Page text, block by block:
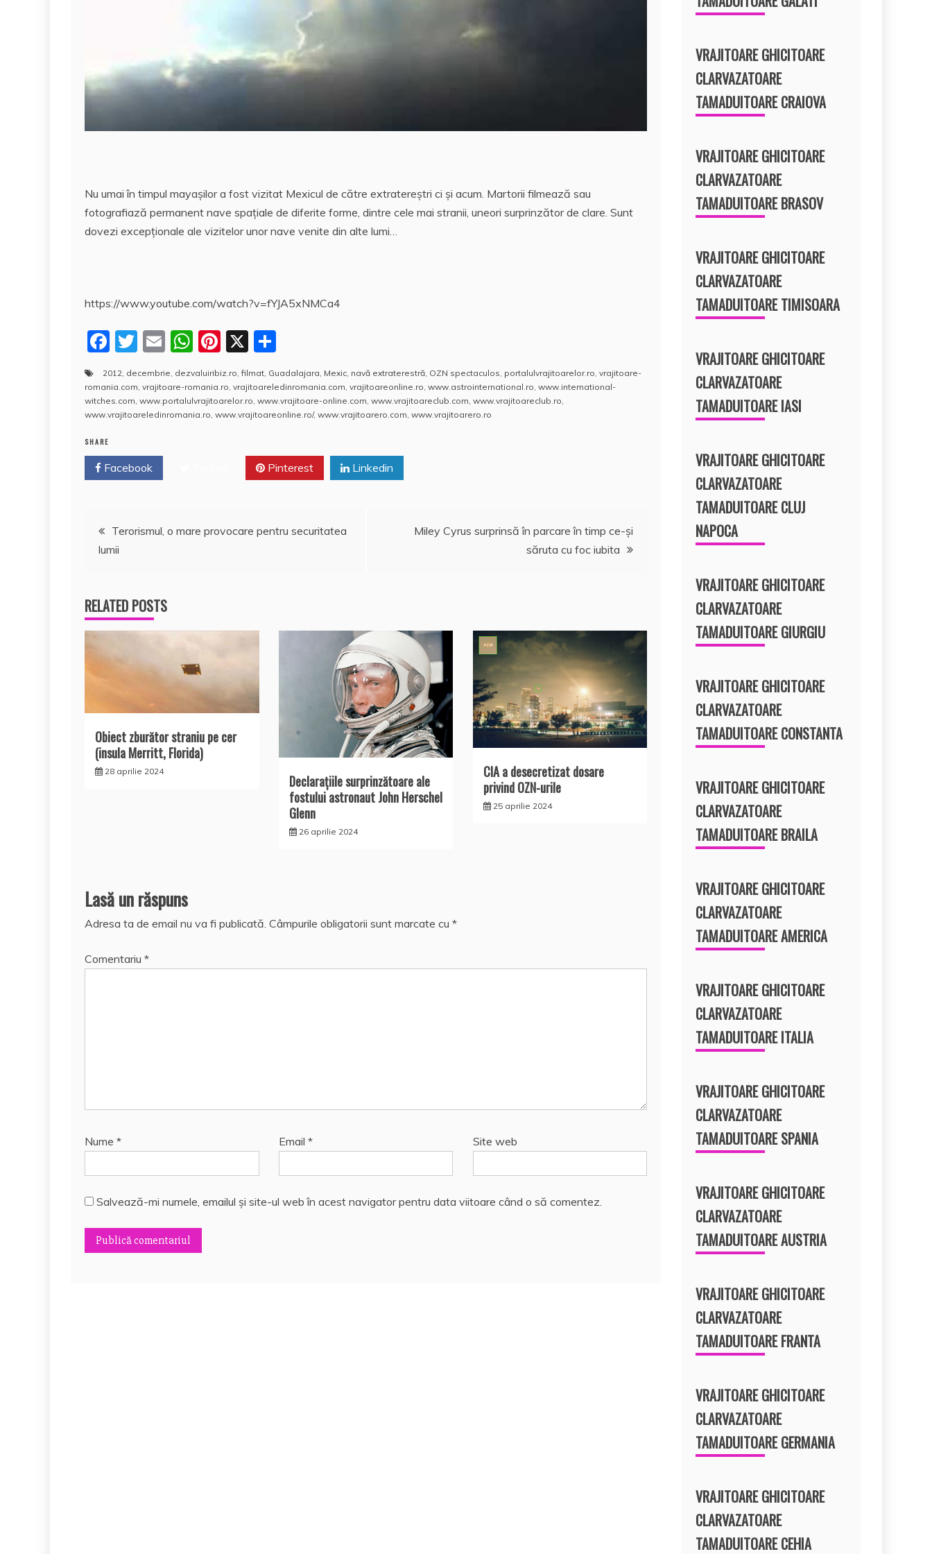
Nu umai în timpul mayaşilor a fost vizitat Mexicul de către extratereştri ci şi acum. Martorii filmează sau
fotografiază permanent nave spaţiale de diferite forme, dintre cele mai stranii, uneori surprinzător de clare. Sunt
dovezi excepţionale ale vizitelor unor nave venite din alte lumi…
https://www.youtube.com/watch?v=fYJA5xNMCa4
F
a
c
e
o
o
T
w
itt
er
E
m
ai
l
W
h
at
s
Pi
nt
er
e
X
a
rt
aj
a
z
2012, decembrie, dezvaluiribiz.ro,filmat, Guadalajara, Mexic, navă extraterestră, OZN spectaculos, portalulvrajitoarelor.ro, vrajitoare-
romania.com, vrajitoare-romania.ro, vrajitoareledinromania.com, vrajitoareonline.ro, www.astrointernational.ro, www.international-
witches.com, www.portalulvrajitoarelor.ro, www.vrajitoare-online.com, www.vrajitoareclub.com, www.vrajitoareclub.ro,
www.vrajitoareledinromania.ro, www.vrajitoareonline.ro/, www.vrajitoarero.com, www.vrajitoarero.ro
SHARE
Facebook Pinterest Linkedin
Navigare
în
articole
Terorismul, o mare provocare pentru securitatea
lumii
Miley Cyrus surprinsă în parcare în timp ce-şi
săruta cu foc iubita
RELATED POSTS
Obiect zburător straniu pe cer
(insula Merritt, Florida)
28 aprilie 2024
Declaraţiile surprinzătoare ale
fostului astronaut John Herschel
Glenn
26 aprilie 2024
CIA a desecretizat dosare
privind OZN-urile
25 aprilie 2024
Lasă un răspuns
Adresa ta de email nu va fi publicată. Câmpurile obligatorii sunt marcate cu *
Comentariu *
Nume * Email * Site web
Salvează-mi numele, emailul și site-ul web în acest navigator pentru data viitoare când o să comentez.
VRAJITOARE GHICITOARE
CLARVAZATOARE
TAMADUITOARE CRAIOVA
VRAJITOARE GHICITOARE
CLARVAZATOARE
TAMADUITOARE BRASOV
VRAJITOARE GHICITOARE
CLARVAZATOARE
TAMADUITOARE TIMISOARA
VRAJITOARE GHICITOARE
CLARVAZATOARE
TAMADUITOARE IASI
VRAJITOARE GHICITOARE
CLARVAZATOARE
TAMADUITOARE CLUJ
NAPOCA
VRAJITOARE GHICITOARE
CLARVAZATOARE
TAMADUITOARE GIURGIU
VRAJITOARE GHICITOARE
CLARVAZATOARE
TAMADUITOARE CONSTANTA
VRAJITOARE GHICITOARE
CLARVAZATOARE
TAMADUITOARE BRAILA
VRAJITOARE GHICITOARE
CLARVAZATOARE
TAMADUITOARE AMERICA
VRAJITOARE GHICITOARE
CLARVAZATOARE
TAMADUITOARE ITALIA
VRAJITOARE GHICITOARE
CLARVAZATOARE
TAMADUITOARE SPANIA
VRAJITOARE GHICITOARE
CLARVAZATOARE
TAMADUITOARE AUSTRIA
VRAJITOARE GHICITOARE
CLARVAZATOARE
TAMADUITOARE FRANTA
VRAJITOARE GHICITOARE
CLARVAZATOARE
TAMADUITOARE GERMANIA
VRAJITOARE GHICITOARE
CLARVAZATOARE
TAMADUITOARE CEHIA